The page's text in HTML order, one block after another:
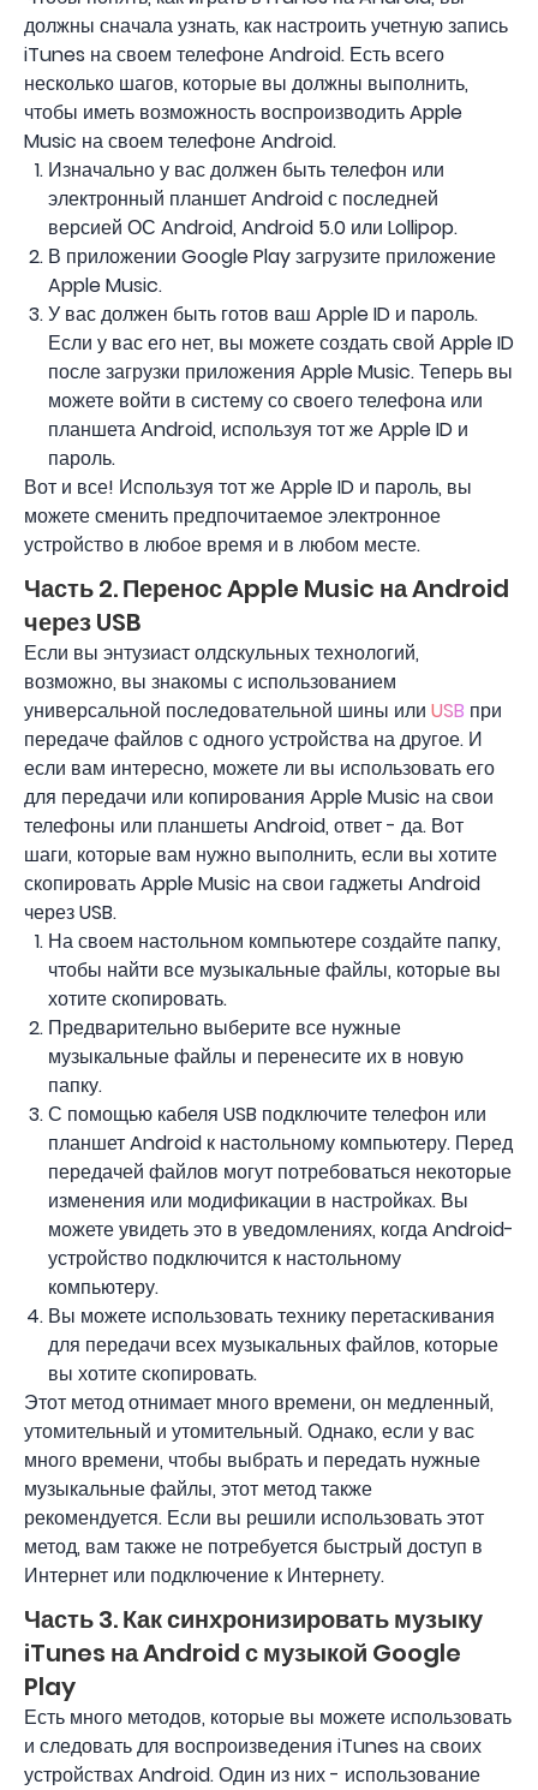
должны сначала узнать, как настроить учетную запись
iTunes на своем телефоне Android. Есть всего
несколько шагов, которые вы должны выполнить,
чтобы иметь возможность воспроизводить Apple
Music на своем телефоне Android.
Изначально у вас должен быть телефон или
электронный планшет Android с последней
версией ОС Android, Android 5.0 или Lollipop.
В приложении Google Play загрузите приложение
Apple Music.
У вас должен быть готов ваш Apple ID и пароль.
Если у вас его нет, вы можете создать свой Apple ID
после загрузки приложения Apple Music. Теперь вы
можете войти в систему со своего телефона или
планшета Android, используя тот же Apple ID и
пароль.
Вот и все! Используя тот же Apple ID и пароль, вы
можете сменить предпочитаемое электронное
устройство в любое время и в любом месте.
Часть 2. Перенос Apple Music на Android
через USB
Если вы энтузиаст олдскульных технологий,
возможно, вы знакомы с использованием
универсальной последовательной шины или USB при
передаче файлов с одного устройства на другое. И
если вам интересно, можете ли вы использовать его
для передачи или копирования Apple Music на свои
телефоны или планшеты Android, ответ - да. Вот
шаги, которые вам нужно выполнить, если вы хотите
скопировать Apple Music на свои гаджеты Android
через USB.
На своем настольном компьютере создайте папку,
чтобы найти все музыкальные файлы, которые вы
хотите скопировать.
Предварительно выберите все нужные
музыкальные файлы и перенесите их в новую
папку.
С помощью кабеля USB подключите телефон или
планшет Android к настольному компьютеру. Перед
передачей файлов могут потребоваться некоторые
изменения или модификации в настройках. Вы
можете увидеть это в уведомлениях, когда Android-
устройство подключится к настольному
компьютеру.
Вы можете использовать технику перетаскивания
для передачи всех музыкальных файлов, которые
вы хотите скопировать.
Этот метод отнимает много времени, он медленный,
утомительный и утомительный. Однако, если у вас
много времени, чтобы выбрать и передать нужные
музыкальные файлы, этот метод также
рекомендуется. Если вы решили использовать этот
метод, вам также не потребуется быстрый доступ в
Интернет или подключение к Интернету.
Часть 3. Как синхронизировать музыку
iTunes на Android с музыкой Google
Play
Есть много методов, которые вы можете использовать
и следовать для воспроизведения iTunes на своих
устройствах Android. Один из них - использование